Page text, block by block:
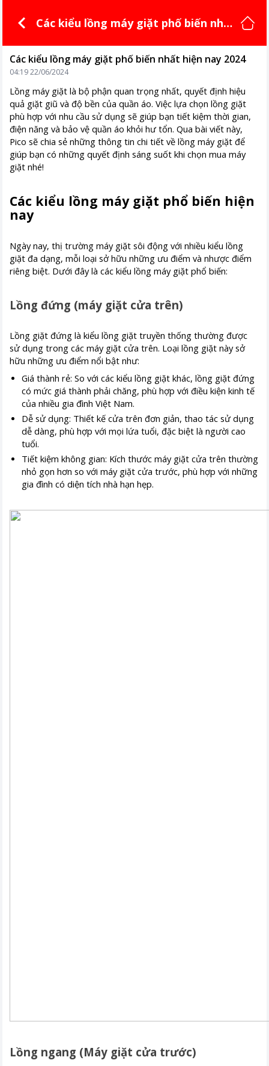
Các kiểu lồng máy giặt phố biến nhấ
Các kiểu lồng máy giặt phố biến nhất hiện nay 2024
04:19 22/06/2024
Lồng máy giặt là bộ phận quan trọng nhất, quyết định hiệu
quả giặt giũ và độ bền của quần áo. Việc lựa chọn lồng giặt
phù hợp với nhu cầu sử dụng sẽ giúp bạn tiết kiệm thời gian,
điện năng và bảo vệ quần áo khỏi hư tổn. Qua bài viết này,
Pico sẽ chia sẻ những thông tin chi tiết về lồng máy giặt để
giúp bạn có những quyết định sáng suốt khi chọn mua máy
giặt nhé!
Các kiểu lồng máy giặt phổ biến hiện
nay
Ngày nay, thị trường máy giặt sôi động với nhiều kiểu lồng
giặt đa dạng, mỗi loại sở hữu những ưu điểm và nhược điểm
riêng biệt. Dưới đây là các kiểu lồng máy giặt phổ biến:
Lồng đứng (máy giặt cửa trên)
Lồng giặt đứng là kiểu lồng giặt truyền thống thường được
sử dụng trong các máy giặt cửa trên. Loại lồng giặt này sở
hữu những ưu điểm nổi bật như:
Giá thành rẻ: So với các kiểu lồng giặt khác, lồng giặt đứng
có mức giá thành phải chăng, phù hợp với điều kiện kinh tế
của nhiều gia đình Việt Nam.
Dễ sử dụng: Thiết kế cửa trên đơn giản, thao tác sử dụng
dễ dàng, phù hợp với mọi lứa tuổi, đặc biệt là người cao
tuổi.
Tiết kiệm không gian: Kích thước máy giặt cửa trên thường
nhỏ gọn hơn so với máy giặt cửa trước, phù hợp với những
gia đình có diện tích nhà hạn hẹp.
Lồng ngang (Máy giặt cửa trước)